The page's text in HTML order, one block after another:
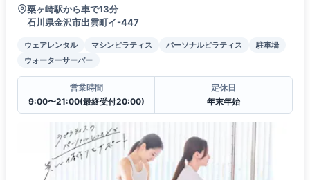
粟ヶ崎駅から車で13分
石川県金沢市出雲町イ-447
ウェアレンタル マシンピラティス パーソナルピラティス
駐車場
ウォーターサーバー
営業時間
9:00〜21:00(最終受付20:00)
定休日
年末年始